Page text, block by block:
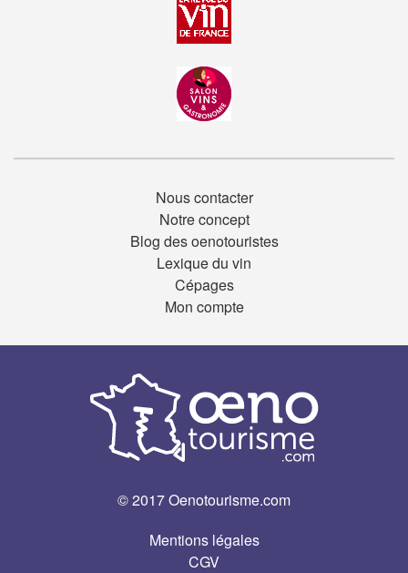
Nous contacter
Notre concept
Blog des oenotouristes
Lexique du vin
Cépages
Mon compte
© 2017 Oenotourisme.com
Mentions légales
CGV